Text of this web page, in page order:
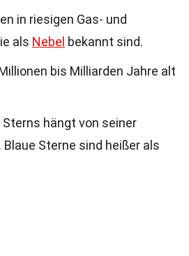
in riesigen Gas- und
als Nebel bekannt sind.
bis Milliarden Jahre alt
Sterns hängt von seiner
Blaue Sterne sind heißer als